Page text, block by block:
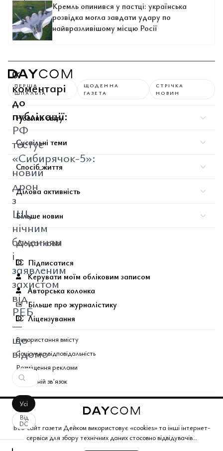
Веб-сайт газети Дейком використовує «cookies» та інші інтернет-
сервіси для збору технічних даних стосовно відвідувачів...
Кремль опинився у пастці: українська
розвідка могла завдати удару по
найвразливішому місцю Росії
0
коментарі
до
публікації:
РФ
тестує
«Сибирячок-5»:
новий
дрон
з
ШІ,
нічним
баченням
і
заявленим
захистом
від
РЕБ
—
що
відомо
Усі
Від
DC
ПЕРША
ШПАЛЬТА
ЩОДЕННА
ГАЗЕТА
СТРІЧКА
НОВИН
Новини світу
Суспільні теми
Спосіб життя
Ділова активність
Більше новин
Додатково
Підписатися
Керувати моїм обліковим записом
Авторська колонка
Більше про журналістику
Ліцензування
Використання вмісту
Соціальна відповідальність
Розміщення реклами
Зворотній звʼязок
Поєднані теми газети
Copyright © 2026 Газета Дейком . Всі права захищено.
Корпоративний розділГазета ДейкомУгоди та партнерство
Працюйте з нами
Політика конфіденційностіРедакційна політика